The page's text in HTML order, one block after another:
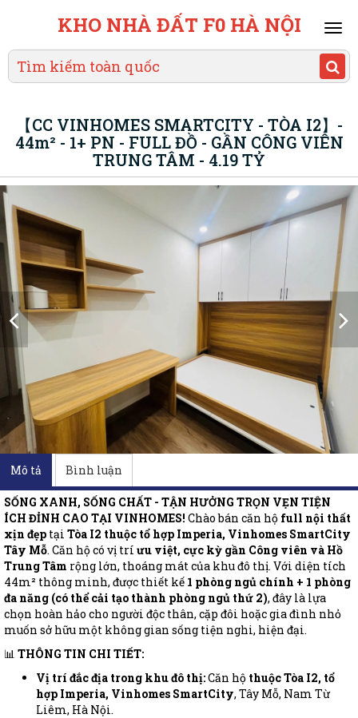
KHO NHÀ ĐẤT F0 HÀ NỘI
【CC VINHOMES SMARTCITY - TÒA I2】-
44m² - 1+ PN - FULL ĐỒ - GẦN CÔNG VIÊN
TRUNG TÂM - 4.19 TỶ
Mô tả Bình luận
SỐNG XANH, SỐNG CHẤT - TẬN HƯỞNG TRỌN VẸN TIỆN
ÍCH ĐỈNH CAO TẠI VINHOMES! Chào bán căn hộ full nội thất
xịn đẹp tại Tòa I2 thuộc tổ hợp Imperia, Vinhomes SmartCity
Tây Mỗ. Căn hộ có vị trí ưu việt, cực kỳ gần Công viên và Hồ
Trung Tâm rộng lớn, thoáng mát của khu đô thị. Với diện tích
44m² thông minh, được thiết kế 1 phòng ngủ chính + 1 phòng
đa năng (có thể cải tạo thành phòng ngủ thứ 2), đây là lựa
chọn hoàn hảo cho người độc thân, cặp đôi hoặc gia đình nhỏ
muốn sở hữu một không gian sống tiện nghi, hiện đại.
📊 THÔNG TIN CHI TIẾT:
Vị trí đắc địa trong khu đô thị:Căn hộ thuộc Tòa I2, tổ
hợp Imperia, Vinhomes SmartCity, Tây Mỗ, Nam Từ
Liêm, Hà Nội.